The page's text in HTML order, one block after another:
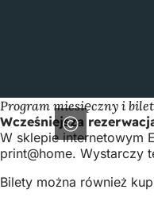
Program miesięczny i
Wcześniejsza
W sklepie internetowym
print@home. Wystarczy
Bilety można również